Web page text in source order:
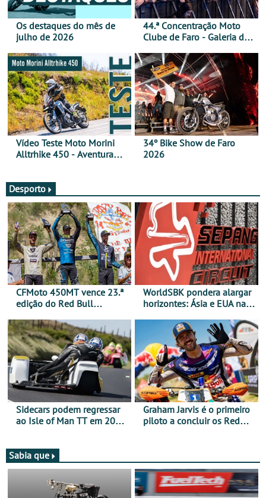
Os destaques do mês de
julho de 2026
44.ª Concentração Moto
Clube de Faro - Galeria de
Vídeo Teste Moto Morini
Alltrhike 450 - Aventura
34º Bike Show de Faro
2026
Desporto
CFMoto 450MT vence 23.ª
edição do Red Bull
Categorias Adventure -
Vitória na Ultimate, Core e
Lite
WorldSBK pondera alargar
horizontes: Ásia e EUA na
Sidecars podem regressar
ao Isle of Man TT em 2027
Graham Jarvis é o primeiro
piloto a concluir os Red
Sabia que